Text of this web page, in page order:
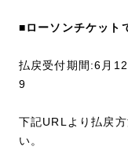
■ローソンチケット
払戻受付期間:6月
9
下記URLより払戻
い。